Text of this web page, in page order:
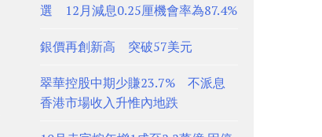
選 12月減息0.25厘機會率為87.4%
銀價再創新高 突破57美元
翠華控股中期少賺23.7% 不派息
香港市場收入升惟內地跌